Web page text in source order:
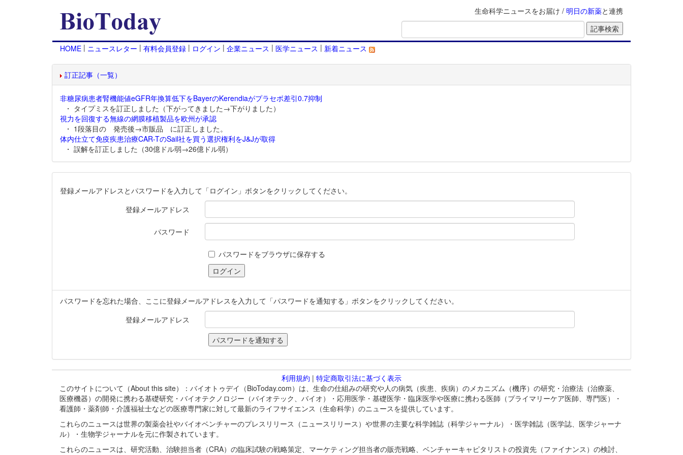
生命科学ニュースをお届け / 明日の新薬と連携
HOME | ニュースレター | 有料会員登録 | ログイン | 企業ニュース | 医学ニュース | 新着ニュース
訂正記事（一覧）
非糖尿病患者腎機能値eGFR年換算低下をBayerのKerendiaがプラセボ差引0.7抑制
・ タイプミスを訂正しました（下がってきました→下がりました）
視力を回復する無線の網膜移植製品を欧州が承認
・ 1段落目の 発売後→市販品 に訂正しました。
体内仕立て免疫疾患治療CAR-TのSail社を買う選択権利をJ&Jが取得
・ 誤解を訂正しました（30億ドル弱→26億ドル弱）
登録メールアドレスとパスワードを入力して「ログイン」ボタンをクリックしてください。
登録メールアドレス
パスワード
パスワードをブラウザに保存する
パスワードを忘れた場合、ここに登録メールアドレスを入力して「パスワードを通知する」ボタンをクリックしてください。
登録メールアドレス
利用規約 | 特定商取引法に基づく表示
このサイトについて（About this site）：バイオトゥデイ（BioToday.com）は、生命の仕組みの研究や人の病気（疾患、疾病）のメカニズム（機序）の研究・治療法（治療薬、
医療機器）の開発に携わる基礎研究・バイオテクノロジー（バイオテック、バイオ）・応用医学・基礎医学・臨床医学や医療に携わる医師（プライマリーケア医師、専門医）・
看護師・薬剤師・介護福祉士などの医療専門家に対して最新のライフサイエンス（生命科学）のニュースを提供しています。
これらのニュースは世界の製薬会社やバイオベンチャーのプレスリリース（ニュースリリース）や世界の主要な科学雑誌（科学ジャーナル）・医学雑誌（医学誌、医学ジャーナ
ル）・生物学ジャーナルを元に作製されています。
これらのニュースは、研究活動、治験担当者（CRA）の臨床試験の戦略策定、マーケティング担当者の販売戦略、ベンチャーキャピタリストの投資先（ファイナンス）の検討、